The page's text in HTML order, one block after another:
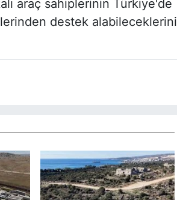
araç sahiplerinin Türkiye'de
destek alabileceklerini